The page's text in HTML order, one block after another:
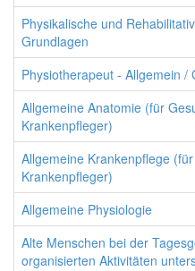
Physikalische und
Grundlagen
Physiotherapeut - Allgemein /
Allgemeine Anatomie (für
Krankenpfleger)
Allgemeine Krankenpflege
Krankenpfleger)
Allgemeine Physiologie
Alte Menschen bei der
organisierten Aktivitäten